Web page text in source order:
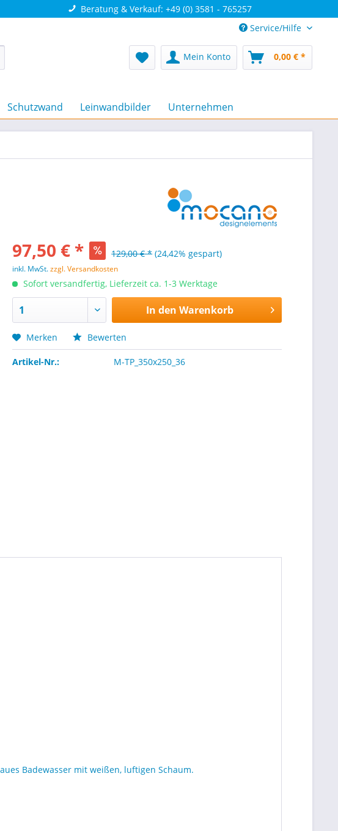
Beratung & Verkauf: +49 (0) 3581 - 765257
Service/Hilfe
Mein Konto 0,00 € *
Schutzwand Leinwandbilder Unternehmen
97,50 € * 129,00 € * (24,42% gespart)
inkl. MwSt.zzgl. Versandkosten
Sofort versandfertig, Lieferzeit ca. 1-3 Werktage
In den Warenkorb
Merken Bewerten
Artikel-Nr.: M-TP_350x250_36
Badewasser mit weißen, luftigen Schaum.